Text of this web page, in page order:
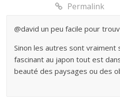
Permalink
@david un peu facile pour
Sinon les autres sont vraiment
fascinant au japon tout est
beauté des paysages ou des